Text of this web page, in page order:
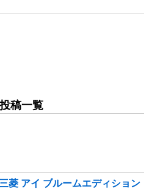
稿一覧
三菱 アイ ブルームエディシ